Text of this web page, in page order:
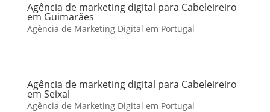
Agência de marketing digital para Cabeleireiro
em Guimarães
Agência de Marketing Digital em Portugal
Agência de marketing digital para Cabeleireiro
em Seixal
Agência de Marketing Digital em Portugal